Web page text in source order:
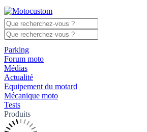
Parking
Forum moto
Médias
Actualité
Equipement du motard
Mécanique moto
Tests
Produits